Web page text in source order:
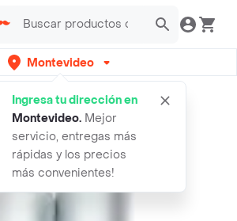
Montevideo
Ingresa tu dirección en
Montevideo. Mejor
servicio, entregas más
rápidas y los precios
más convenientes!